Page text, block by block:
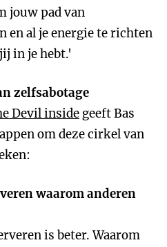
jouw pad van
en al je energie te richten
in je hebt.'
zelfsabotage
Devil inside geeft Bas
om deze cirkel van
waarom anderen
is beter. Waarom